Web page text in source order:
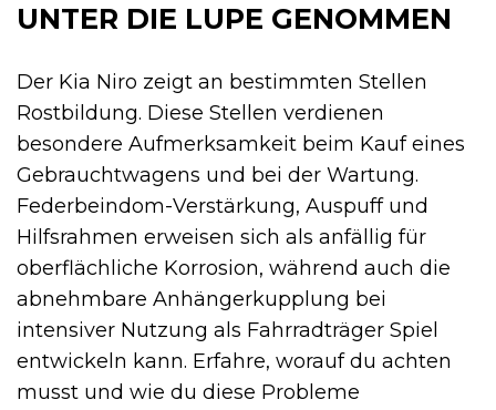
UNTER DIE LUPE GENOMMEN
Der Kia Niro zeigt an bestimmten Stellen
Rostbildung. Diese Stellen verdienen
besondere Aufmerksamkeit beim Kauf eines
Gebrauchtwagens und bei der Wartung.
Federbeindom-Verstärkung, Auspuff und
Hilfsrahmen erweisen sich als anfällig für
oberflächliche Korrosion, während auch die
abnehmbare Anhängerkupplung bei
intensiver Nutzung als Fahrradträger Spiel
entwickeln kann. Erfahre, worauf du achten
musst und wie du diese Probleme